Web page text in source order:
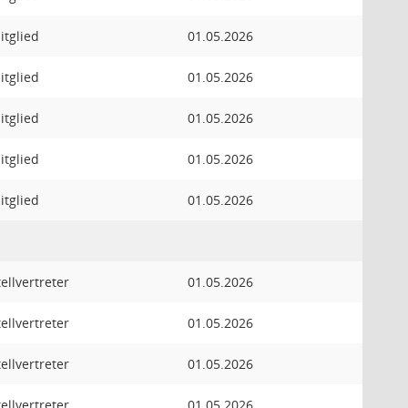
01.05.2026
01.05.2026
01.05.2026
01.05.2026
01.05.2026
01.05.2026
01.05.2026
01.05.2026